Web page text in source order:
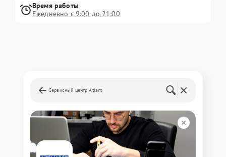
Время работы
Ежедневно с 9:00 до 21:00
Сервисный центр Atlant